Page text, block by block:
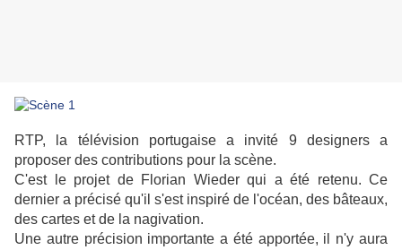
RTP, la télévision portugaise a invité 9 designers a
proposer des contributions pour la scène.
C'est le projet de Florian Wieder qui a été retenu. Ce
dernier a précisé qu'il s'est inspiré de l'océan, des bâteaux,
des cartes et de la nagivation.
Une autre précision importante a été apportée, il n'y aura